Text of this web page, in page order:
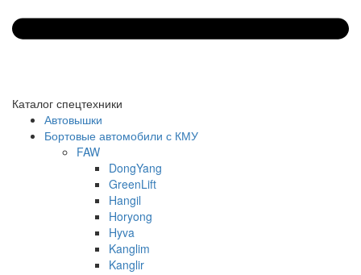
Каталог спецтехники
Автовышки
Бортовые автомобили с КМУ
FAW
DongYang
GreenLift
Hangil
Horyong
Hyva
Kanglim
Kanglir